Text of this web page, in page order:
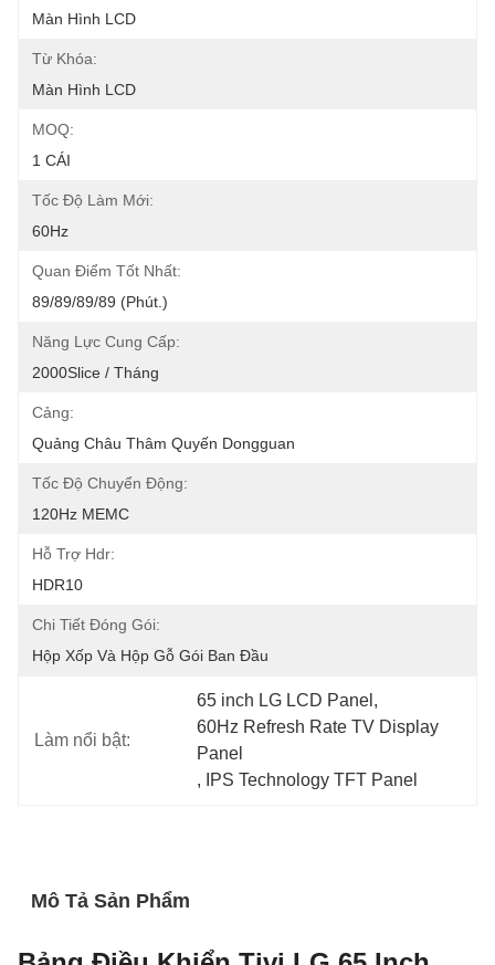
Màn Hình LCD
Từ Khóa:
Màn Hình LCD
MOQ:
1 CÁI
Tốc Độ Làm Mới:
60Hz
Quan Điểm Tốt Nhất:
89/89/89/89 (phút.)
Năng Lực Cung Cấp:
2000Slice / Tháng
Cảng:
Quảng Châu Thâm Quyến Dongguan
Tốc Độ Chuyển Động:
120Hz MEMC
Hỗ Trợ Hdr:
HDR10
Chi Tiết Đóng Gói:
Hộp Xốp Và Hộp Gỗ Gói Ban Đầu
Làm nổi bật:
65 inch LG LCD Panel ,
60Hz Refresh Rate TV Display
Panel
,
IPS Technology TFT Panel
Mô Tả Sản Phẩm